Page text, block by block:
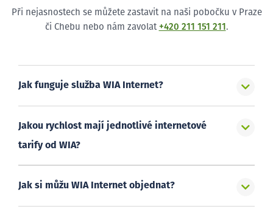
Při nejasnostech se můžete zastavit na naši pobočku v Praze
či Chebu nebo nám zavolat +420 211 151 211 .
Jak funguje služba WIA Internet?
Jakou rychlost mají jednotlivé internetové
tarify od WIA?
Jak si můžu WIA Internet objednat?